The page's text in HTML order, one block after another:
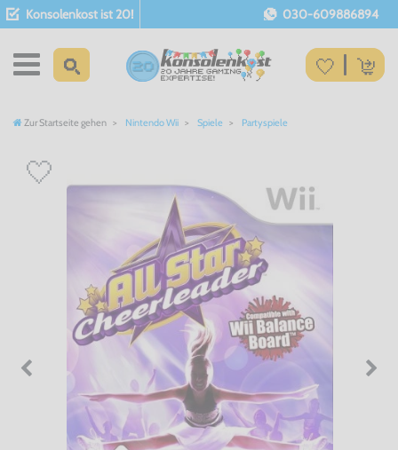
Konsolenkost ist 20! 030-609886894
Zur Startseite gehen Nintendo Wii Spiele Partyspiele